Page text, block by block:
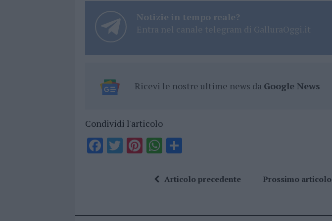
Notizie in tempo reale?
Entra nel canale telegram di GalluraOggi.it
Ricevi le nostre ultime news da Google News
Condividi l'articolo
F T Pi
te
W
ata
Articolo precedente Prossimo articolo